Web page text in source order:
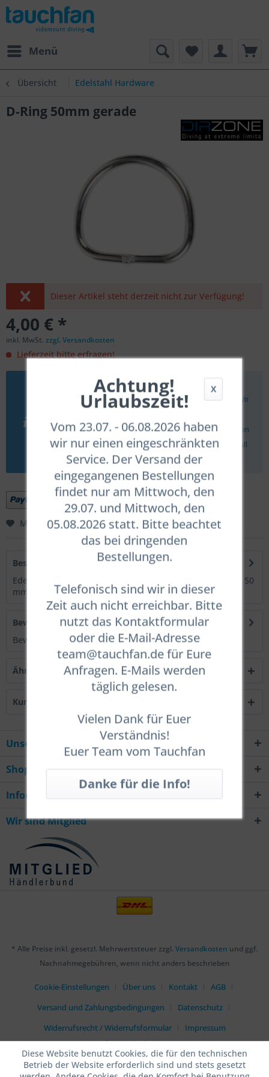
Menü
Übersicht Edelstahl Hardware
D-Ring 50mm gerade
Dieser Artikel steht derzeit nicht zur Verfügung!
4,00 € *
inkl. MwSt. zzgl. Versandkosten
Lieferzeit bitte erfragen!
Sollte ein Artikel nicht als "Sofort versandfertig" angegeben
sein, gelten in aller Regel die angegebenen Lieferzeiten. Wir
angespannten Liefersituation in Ausnahmefällen zu längeren
Wartezeiten kommen kann. Wir informieren Euch in dem Fall
umgehend.
Merken Bewerten
Beschreibung
Edelstahl D-Ring für Gurtband. 5mm stark, Durchmesser 50
mm Höhe 50 mm verschweißte Naht,...mehr
Bewertungen
0
Bewertungen lesen, schreiben und diskutieren...
Ähnliche Artikel
Kunden kauften auch
X
Achtung!
Urlaubszeit!
Vom 23.07. - 06.08.2026 haben
wir nur einen eingeschränkten
Service. Der Versand der
eingegangenen Bestellungen
findet nur am Mittwoch, den
29.07. und Mittwoch, den
05.08.2026 statt. Bitte beachtet
das bei dringenden
Bestellungen.
Telefonisch sind wir in dieser
Zeit auch nicht erreichbar. Bitte
nutzt das Kontaktformular
oder die E-Mail-Adresse
team@tauchfan.de für Eure
Anfragen. E-Mails werden
täglich gelesen.
Vielen Dank für Euer
Verständnis!
Euer Team vom Tauchfan
Unsere Hotline
Shop Service
Informationen
Wir sind Mitglied
* Alle Preise inkl. gesetzl. Mehrwertsteuer zzgl. Versandkosten und ggf.
Nachnahmegebühren, wenn nicht anders beschrieben
Cookie-Einstellungen Über uns Kontakt
AGB
Versand und Zahlungsbedingungen
Datenschutz
Widerrufsrecht / Widerrufsformular
Impressum
Realisiert mit Shopware
Diese Website benutzt Cookies, die für den technischen
Betrieb der Website erforderlich sind und stets gesetzt